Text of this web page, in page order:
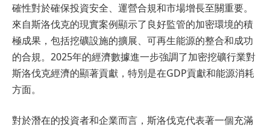
確性對於確保投資安全、運營合規和市場增長至關重要。
來自斯洛伐克的現實案例顯示了良好監管的加密環境的積
極成果，包括挖礦設施的擴展、可再生能源的整合和成功
的合規。2025年的經濟數據進一步強調了加密挖礦行業對
斯洛伐克經濟的顯著貢獻，特別是在GDP貢獻和能源消耗
方面。
對於潛在的投資者和企業而言，斯洛伐克代表著一個充滿